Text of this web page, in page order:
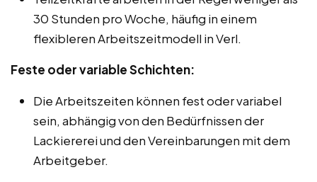
30 Stunden pro Woche, häufig in einem
flexibleren Arbeitszeitmodell in Verl.
Feste oder variable Schichten:
Die Arbeitszeiten können fest oder variabel
sein, abhängig von den Bedürfnissen der
Lackiererei und den Vereinbarungen mit dem
Arbeitgeber.